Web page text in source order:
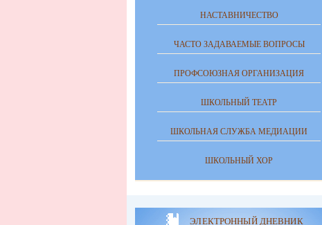
НАСТАВНИЧЕСТВО
ЧАСТО ЗАДАВАЕМЫЕ ВОПРОСЫ
ПРОФСОЮЗНАЯ ОРГАНИЗАЦИЯ
ШКОЛЬНЫЙ ТЕАТР
ШКОЛЬНАЯ СЛУЖБА МЕДИАЦИИ
ШКОЛЬНЫЙ ХОР
ЭЛЕКТРОННЫЙ ДНЕВНИК